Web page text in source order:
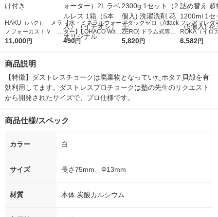
HAKU（ハク） メラ
ノフォーカスＩＶ 4
5ｇ 資生堂 おまけ
11,000円
【水・ミネラルウォー
ター】LOHACO Wate
r（ロハコウォータ
490円
アタックゼロ（Attack
ZERO) ドラム式専用
詰め替え メガジャン
5,820円
フレアフレグ
ROKA（イロ
イキッドリリ
6,582円
商品説明
【特徴】ダストレスチョークは廃棄物となっていたホタテ貝殻を有
効利用してます。ダストレスプロチョークは塾の先生のリクエスト
から開発されたサイズで、プロ仕様です。
商品仕様/スペック
カラー 白
サイズ 長さ75mm、Φ13mm
材質 本体:炭酸カルシウム